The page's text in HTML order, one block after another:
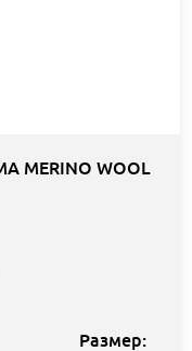
MERINO WOOL
Размер: